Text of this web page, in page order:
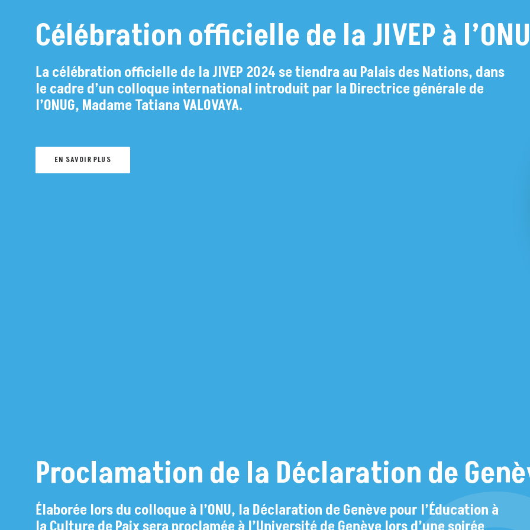
Célébration officielle de la JIVEP à l’ONU
La célébration officielle de la JIVEP 2024 se tiendra au Palais des Nations, dans
le cadre d’un colloque international introduit par la Directrice générale de
l’ONUG, Madame Tatiana VALOVAYA.
EN SAVOIR PLUS
Proclamation de la Déclaration de
Élaborée lors du colloque à l’ONU, la Déclaration de Genève pour l’Éducation à